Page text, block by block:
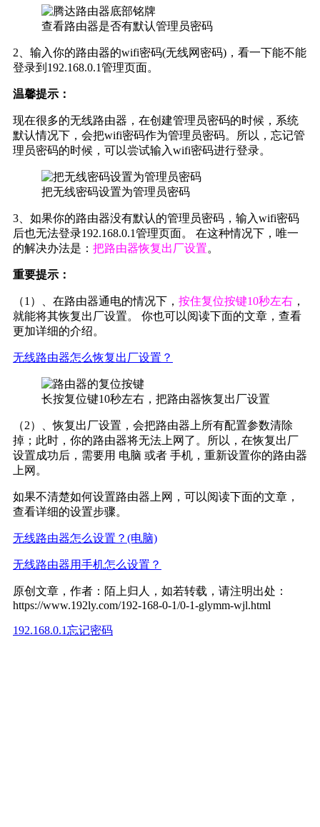
查看路由器是否有默认管理员密码
2、输入你的路由器的wifi密码(无线网密码)，看一下能不能
登录到192.168.0.1管理页面。
温馨提示：
现在很多的无线路由器，在创建管理员密码的时候，系统
默认情况下，会把wifi密码作为管理员密码。所以，忘记管
理员密码的时候，可以尝试输入wifi密码进行登录。
把无线密码设置为管理员密码
3、如果你的路由器没有默认的管理员密码，输入wifi密码
后也无法登录192.168.0.1管理页面。 在这种情况下，唯一
的解决办法是： 把路由器恢复出厂设置。
重要提示：
（1）、在路由器通电的情况下， 按住复位按键10秒左右 ，
就能将其恢复出厂设置。 你也可以阅读下面的文章，查看
更加详细的介绍。
无线路由器怎么恢复出厂设置？
长按复位键10秒左右，把路由器恢复出厂设置
（2）、恢复出厂设置，会把路由器上所有配置参数清除
掉；此时，你的路由器将无法上网了。所以，在恢复出厂
设置成功后，需要用 电脑 或者 手机，重新设置你的路由器
上网。
如果不清楚如何设置路由器上网，可以阅读下面的文章，
查看详细的设置步骤。
无线路由器怎么设置？(电脑)
无线路由器用手机怎么设置？
原创文章，作者：陌上归人，如若转载，请注明出处：
https://www.192ly.com/192-168-0-1/0-1-glymm-wjl.html
192.168.0.1忘记密码